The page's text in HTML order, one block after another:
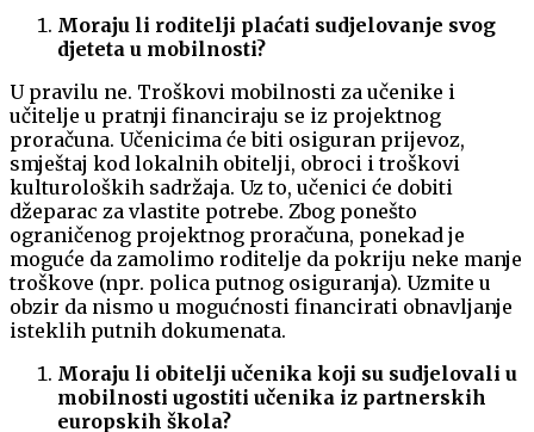
Moraju li roditelji plaćati sudjelovanje svog
djeteta u mobilnosti?
U pravilu ne. Troškovi mobilnosti za učenike i
učitelje u pratnji financiraju se iz projektnog
proračuna. Učenicima će biti osiguran prijevoz,
smještaj kod lokalnih obitelji, obroci i troškovi
kulturoloških sadržaja. Uz to, učenici će dobiti
džeparac za vlastite potrebe. Zbog ponešto
ograničenog projektnog proračuna, ponekad je
moguće da zamolimo roditelje da pokriju neke manje
troškove (npr. polica putnog osiguranja). Uzmite u
obzir da nismo u mogućnosti financirati obnavljanje
isteklih putnih dokumenata.
Moraju li obitelji učenika koji su sudjelovali u
mobilnosti ugostiti učenika iz partnerskih
europskih škola?